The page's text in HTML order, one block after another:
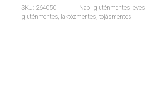
SKU: 264050
Napi gluténmentes leves
gluténmentes, laktózmentes, tojásmentes